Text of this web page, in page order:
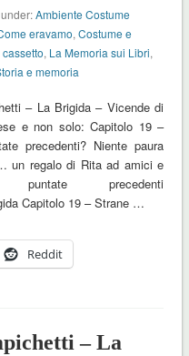
under:Ambiente Costume
eravamo,Costume e
, La Memoria sui Libri,
e memoria
– La Brigida – Vicende di
e non solo: Capitolo 19 –
precedenti? Niente paura
un regalo di Rita ad amici e
precedenti
Capitolo 19 – Strane …
Reddit
– La